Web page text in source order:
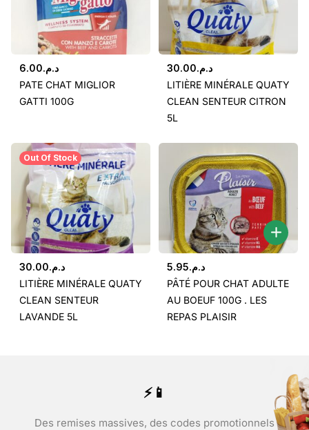
د.م.6.00
PATE CHAT MIGLIOR
GATTI 100G
د.م.30.00
LITIÈRE MINÉRALE QUATY
CLEAN SENTEUR CITRON
5L
Out Of Stock
د.م.30.00
LITIÈRE MINÉRALE QUATY
CLEAN SENTEUR
LAVANDE 5L
د.م.5.95
PÂTÉ POUR CHAT ADULTE
AU BOEUF 100G . LES
REPAS PLAISIR
⚡📱
Des remises massives, des codes promotionnels